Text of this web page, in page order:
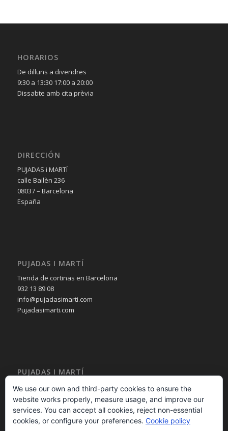
HORARIOS
De dilluns a divendres
9:30 a 13:30 17:00 a 20:00
Dissabte amb cita prèvia
DIRECCIÓN
PUJADAS i MARTÍ
calle Bailèn 236
08037 – Barcelona
España
PUJADAS I MARTÍ
Tienda de cortinas en Barcelona
932 13 89 08
info@pujadasimarti.com
Pujadasimarti.com
PUJADAS I MARTÍ
Cortinas en Barcelona
Tendencia en cortinas
Asesoramiento en cortinas
Decoración en cortinas
We use our own and third-party cookies to ensure the
website works properly, measure usage, and improve our
services. You can accept all cookies, reject non-essential
cookies, or configure your preferences. Cookie policy